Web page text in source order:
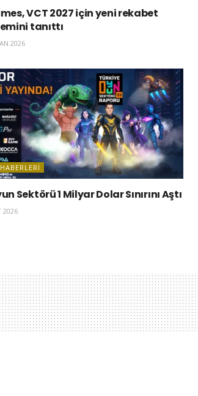
VCT 2027 için yeni rekabet
tanıttı
2026
Sektörü 1 Milyar Dolar Sınırını Aştı
2026